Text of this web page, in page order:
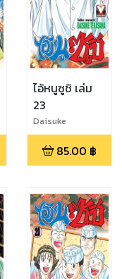
ไอ้หนูซูชิ เล่ม
23
Daisuke
Terasawa
85.00 ฿